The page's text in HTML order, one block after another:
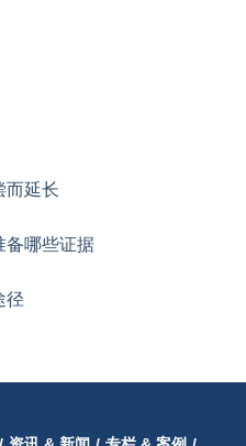
而延长
备哪些证据
径